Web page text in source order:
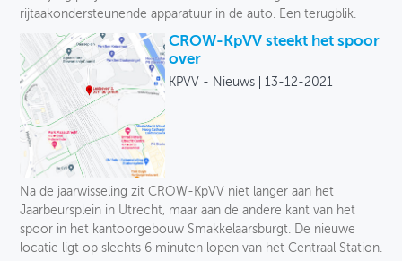
rijtaakondersteunende apparatuur in de auto. Een terugblik.
CROW-KpVV steekt het spoor
over
KPVV - Nieuws 13-12-2021
Na de jaarwisseling zit CROW-KpVV niet langer aan het
Jaarbeursplein in Utrecht, maar aan de andere kant van het
spoor in het kantoorgebouw Smakkelaarsburgt. De nieuwe
locatie ligt op slechts 6 minuten lopen van het Centraal Station.